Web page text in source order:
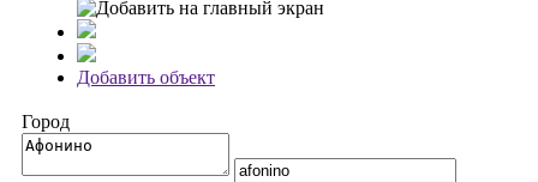
Добавить объект
Город